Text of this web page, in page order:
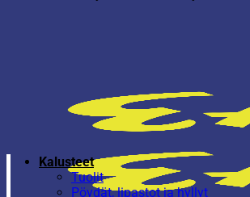
Kalusteet
Tuolit
Pöydät, lipastot ja hyllyt